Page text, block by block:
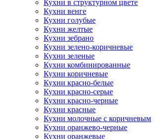
Кухни в структурном цвете
Кухни венге
Кухни голубые
Кухни желтые
Кухни зебрано
Кухни зелено-коричневые
Кухни зеленые
Кухни комбинированные
Кухни коричневые
Кухни красно-белые
Кухни красно-серые
Кухни красно-черные
Кухни красные
Кухни молочные с коричневым
Кухни оранжево-черные
Кухни оранжевые